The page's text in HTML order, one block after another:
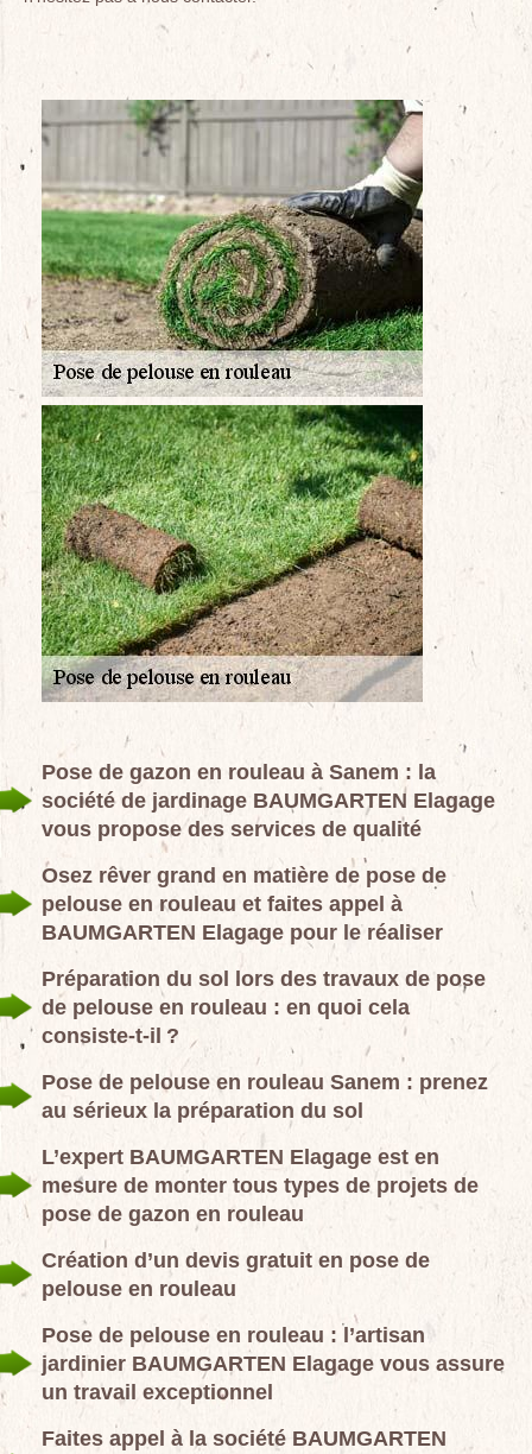
Pose de gazon en rouleau à Sanem : la
société de jardinage BAUMGARTEN Elagage
vous propose des services de qualité
Osez rêver grand en matière de pose de
pelouse en rouleau et faites appel à
BAUMGARTEN Elagage pour le réaliser
Préparation du sol lors des travaux de pose
de pelouse en rouleau : en quoi cela
consiste-t-il ?
Pose de pelouse en rouleau Sanem : prenez
au sérieux la préparation du sol
L’expert BAUMGARTEN Elagage est en
mesure de monter tous types de projets de
pose de gazon en rouleau
Création d’un devis gratuit en pose de
pelouse en rouleau
Pose de pelouse en rouleau : l’artisan
jardinier BAUMGARTEN Elagage vous assure
un travail exceptionnel
Faites appel à la société BAUMGARTEN